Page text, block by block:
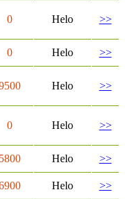
0 Helo >>
0 Helo
>>
Helo >>
0 Helo >>
5800 Helo
>>
Helo
>>